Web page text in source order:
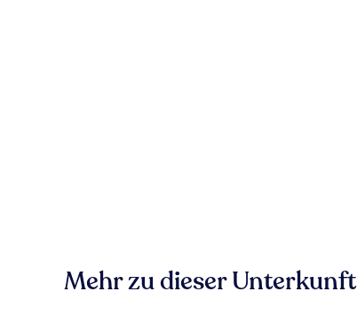
Mehr zu dieser Unterkunft